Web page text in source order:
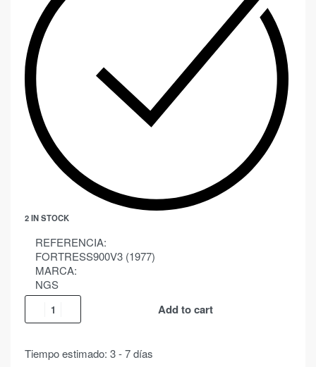
2 IN STOCK
REFERENCIA:
FORTRESS900V3 (1977)
MARCA:
NGS
Add to cart
Tiempo estimado: 3 - 7 días